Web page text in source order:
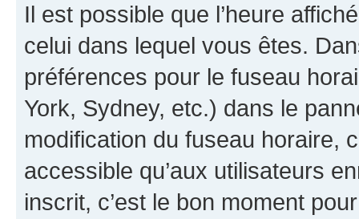
Il est possible que l’heure
celui dans lequel vous êtes.
préférences pour le fuseau
York, Sydney, etc.) dans le
modification du fuseau horaire,
accessible qu’aux utilisateurs
inscrit, c’est le bon moment